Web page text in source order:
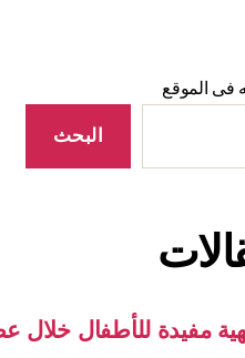
فى الموقع
البحث
مفيدة للأطفال خلال